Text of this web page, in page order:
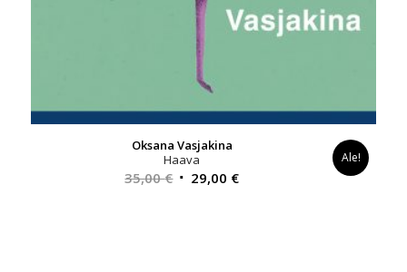
Oksana Vasjakina
Haava
35,00€ Alkuperäinen
29,00 €Nykyinen
Ale!